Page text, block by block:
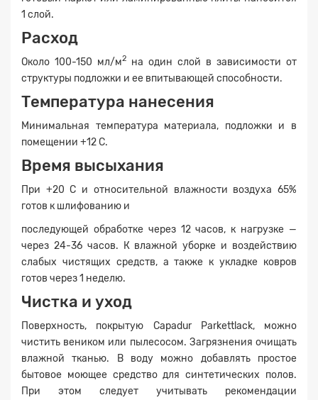
1 слой.
Расход
Около 100-150 мл/м2
на один слой в зависимости от
структуры подложки и ее впитывающей способности.
Температура нанесения
Минимальная температура материала, подложки и в
помещении +12 С.
Время высыхания
При +20 С и относительной влажности воздуха 65%
готов к шлифованию и
последующей обработке через 12 часов, к нагрузке —
через 24-36 часов. К влажной уборке и воздействию
слабых чистящих средств, а также к укладке ковров
готов через 1 неделю.
Чистка и уход
Поверхность, покрытую Capadur Parkettlack, можно
чистить веником или пылесосом. Загрязнения очищать
влажной тканью. В воду можно добавлять простое
бытовое моющее средство для синтетических полов.
При этом следует учитывать рекомендации
Заявка на расчет
Прикрепите
файл